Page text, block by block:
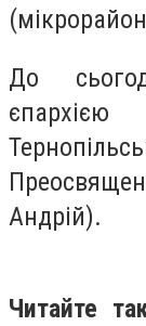
До
Андрій).
Читайте